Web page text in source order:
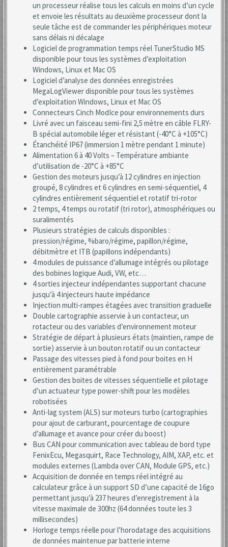
un processeur réalise tous les calculs en moins d’un cycle
et envoie les résultats au deuxième processeur dont la
seule tâche est de commander les périphériques moteur
sans délais ni décalage
Logiciel de programmation temps réel TunerStudio MS
disponible pour tous les systèmes d’exploitation
Windows, Linux et Mac OS
Logiciel d’analyse des données enregistrées
MegaLogViewer disponible pour tous les systèmes
d’exploitation Windows, Linux et Mac OS
Connecteurs Cinch ModIce pour environnements durs
Livré avec un faisceau semi-fini 2,5 mètre en câble FLRY-
B spécial automobile léger et résistant (-40°C à +105°C)
Étanchéité IP67 (immersion 1 mètre pendant 1 minute)
Alimentation 6 à 40 Volts – Température ambiante
d’utilisation de -20°C à +85°C
Gestion des moteurs jusqu’à 12 cylindres en injection
groupé, 8 cylindres et 6 cylindres en semi-séquentiel, 4
cylindres entièrement séquentiel et rotatif tri-rotor
2 temps, 4 temps ou rotatif (tri rotor), atmosphériques ou
suralimentés
Plusieurs stratégies de calculs disponibles :
pression/régime, %baro/régime, papillon/régime,
débitmètre et ITB (papillons indépendants)
4 modules de puissance d’allumage intégrés ou pilotage
des bobines logique Audi, VW, etc…
4 sorties injecteur indépendantes supportant chacune
jusqu’à 4 injecteurs haute impédance
Injection multi-rampes étagées avec transition graduelle
Double cartographie asservie à un contacteur, un
rotacteur ou des variables d’environnement moteur
Stratégie de départ à plusieurs états (maintien, rampe de
sortie) asservie à un bouton rotatif ou un contacteur
Passage des vitesses pied à fond pour boites en H
entièrement paramétrable
Gestion des boites de vitesses séquentielle et pilotage
d’un actuateur type power-shift pour les modèles
robotisées
Anti-lag system (ALS) sur moteurs turbo (cartographies
pour ajout de carburant, pourcentage de coupure
d’allumage et avance pour créer du boost)
Bus CAN pour communication avec tableau de bord type
FenixEcu, Megasquirt, Race Technology, AIM, XAP, etc. et
modules externes (Lambda over CAN, Module GPS, etc.)
Acquisition de donnée en temps réel intégré au
calculateur grâce à un support SD d’une capacité de 16go
permettant jusqu’à 237 heures d’enregistrement à la
vitesse maximale de 300hz (64 données toute les 3
millisecondes)
Horloge temps réelle pour l’horodatage des acquisitions
de données maintenue par batterie interne